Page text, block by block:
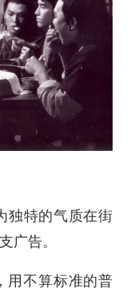
独特的气质在街
广告。
用不算标准的普